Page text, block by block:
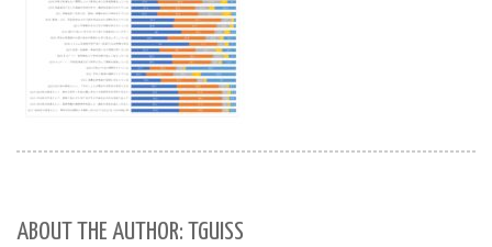
ABOUT THE AUTHOR: TGUISS